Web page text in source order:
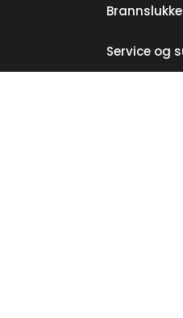
Skip to main content
Facebook |
Service og